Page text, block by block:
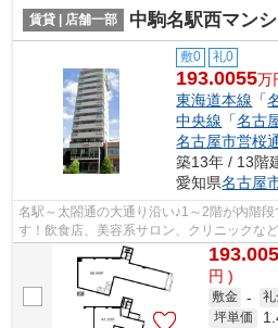
賃貸 | 店舗一部 中駒名駅西マンション
敷0 礼0
193.0055万
東海道本線 「
中央線 「名古
名古屋市営桜
築13年 / 13階
愛知県名古屋
名駅～太閤通の大通り沿い♪1～2階が内階
す！飲食店、美容系サロン、クリニックな
円 )
敷金 -
坪単価